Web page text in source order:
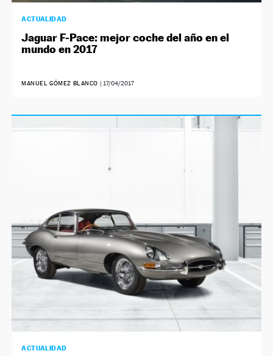
ACTUALIDAD
Jaguar F-Pace: mejor coche del año en el
mundo en 2017
MANUEL GÓMEZ BLANCO | 17/04/2017
ACTUALIDAD